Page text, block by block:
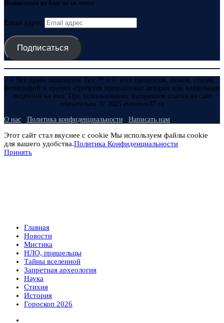
Подписаться на блог по эл. почте
Email адрес
Подписаться
© Все права защищены. Все ™ и © всех продуктов, знаков, статей,
фотографий и прочих атрибутов принадлежат авторам или владельцам
лицензий на них. При использовании материалов ссылка на сайт
обязательна. © 2025 evmenov37.ru
О нас Политика конфиденциальности Написать нам
Этот сайт стал вкуснее с cookie Мы используем файлы cookie
для вашего удобства.Политика Конфиденциальности
Принять
Главная
Новости
Мистика
НЛО, пришельцы
Тайны вселенной
Запретная археология
Наука
Стихия
История
Гороскоп 2026